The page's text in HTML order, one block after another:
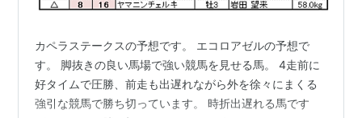
カペラステークスの予想です。 エコロアゼルの予想で
す。 脚抜きの良い馬場で強い競馬を見せる馬。 4走前に
好タイムで圧勝、前走も出遅れながら外を徐々にまくる
強引な競馬で勝ち切っています。 時折出遅れる馬です